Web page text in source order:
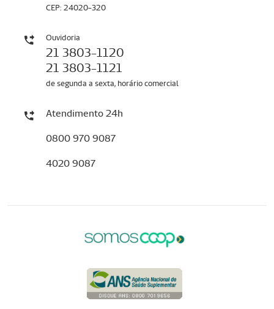
CEP: 24020-320
Ouvidoria
21 3803-1120
21 3803-1121
de segunda a sexta, horário comercial
Atendimento 24h
0800 970 9087
4020 9087